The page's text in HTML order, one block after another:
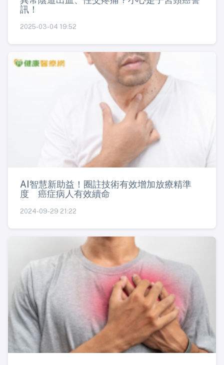
訊！
2025-03-04 19:52
AI智慧新助益！圈註技術有效增加放療精準
度 癌症病人有效續命
2024-09-29 21:22